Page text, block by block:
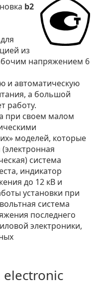
b2
из
напряжением 6
и автоматическую
а большой
работу.
при своем малом
моделей, которые
система
индикатор
до 12 кВ и
установки при
система
последнего
электроники,